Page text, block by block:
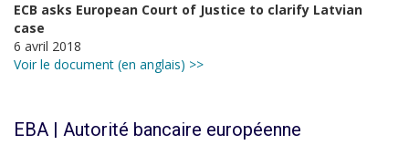
ECB asks European Court of Justice to clarify Latvian
case
6 avril 2018
Voir le document (en anglais) >>
EBA | Autorité bancaire européenne